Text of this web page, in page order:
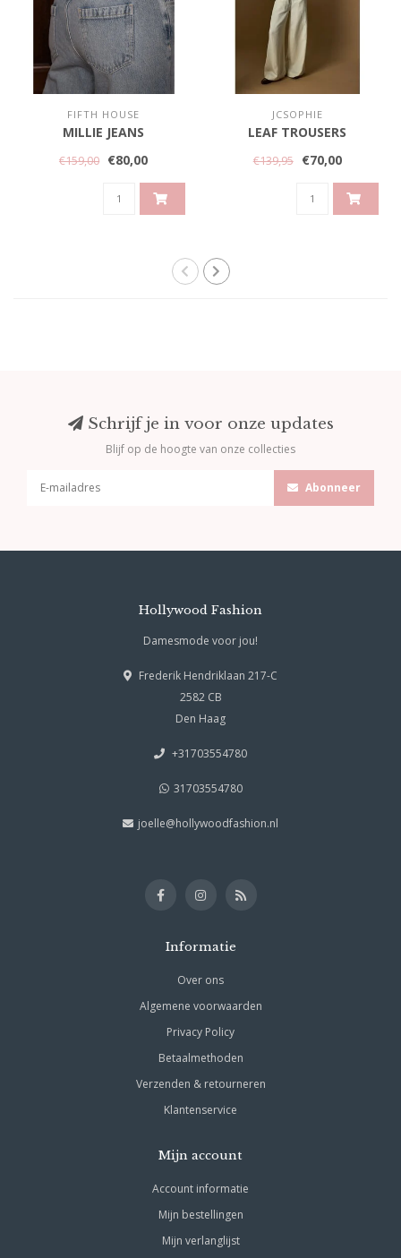
FIFTH HOUSE
MILLIE JEANS
€159,00 €80,00
JCSOPHIE
LEAF TROUSERS
€139,95 €70,00
Schrijf je in voor onze updates
Blijf op de hoogte van onze collecties
Abonneer
Hollywood Fashion
Damesmode voor jou!
Frederik Hendriklaan 217-C
2582 CB
Den Haag
+31703554780
31703554780
joelle@hollywoodfashion.nl
Informatie
Over ons
Algemene voorwaarden
Privacy Policy
Betaalmethoden
Verzenden & retourneren
Klantenservice
Mijn account
Account informatie
Mijn bestellingen
Mijn verlanglijst